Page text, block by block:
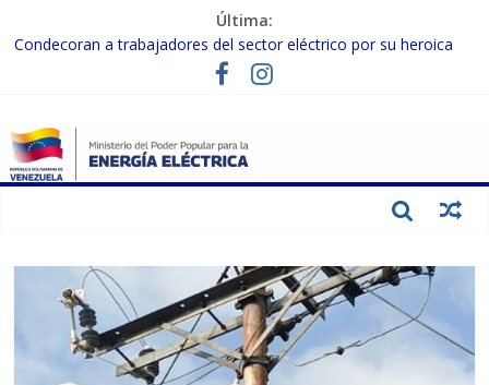
Última:
Condecoran a trabajadores del sector eléctrico por su heroica
labor tras el doble sismo del 24-J
Gobierno Nacional coordina acciones con el sector privado para
Inspeccionan trabajos de rehabilitación en instalaciones del SEN
en Carabobo
Gobierno Nacional activa plan preventivo para fortalecer el SEN